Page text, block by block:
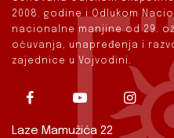
2008. godine i Odlukom
nacionalne manjine od 29.
očuvanja, unapređenja i
zajednice u Vojvodini.
Laze Mamužića 22